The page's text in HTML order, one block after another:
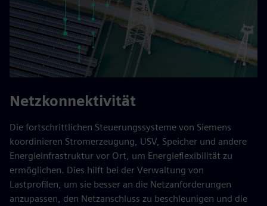
Netzkonnektivität
Die fortschrittlichen Steuerungssysteme von Siemens
koordinieren Stromerzeugung, USV, Speicher und andere
Energieinfrastruktur vor Ort, um Energieflexibilität zu
ermöglichen. Dies hilft bei der Verwaltung von
Lastprofilen, um sie besser an die Netzanforderungen
anzupassen, den Netzanschluss zu beschleunigen und die